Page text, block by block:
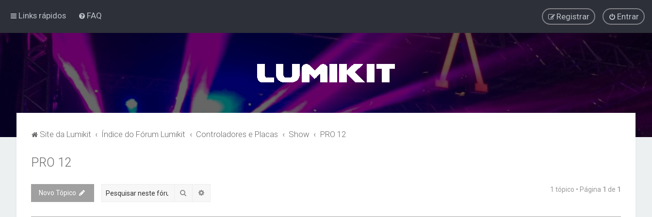
Links rápidos FAQ Entrar
Registrar
Site da Lumikit Índice do Fórum Lumikit Controladores e Placas Show PRO 12
PRO 12
Novo Tópico Pesquisar 1 tópico • Página 1 de 1